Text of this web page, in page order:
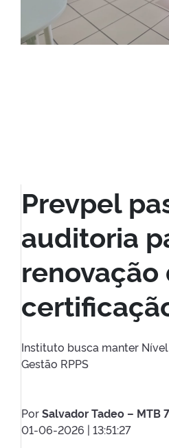
Prevpel
auditoria
renovação
Instituto busca manter
Gestão RPPS
PorSalvador Tadeo – MTB
01-06-2026 | 13:51:27